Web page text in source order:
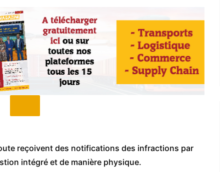
reçoivent des notifications des infractions par
intégré et de manière physique.